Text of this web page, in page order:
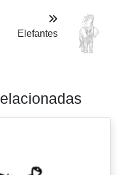
Elefantes